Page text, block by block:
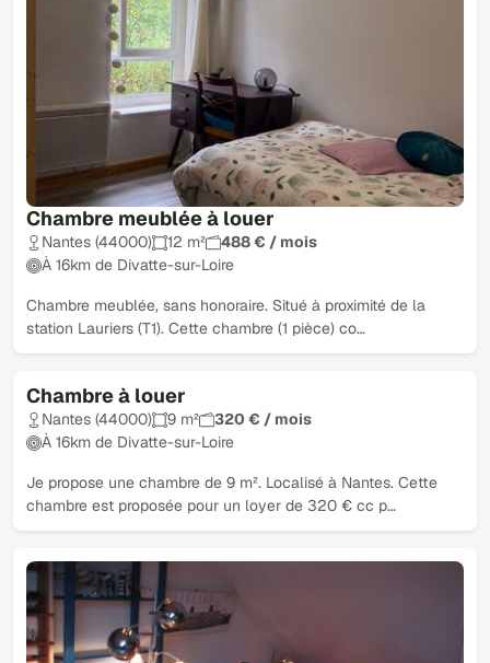
Chambre meublée à louer
Nantes (44000) 12 m²
488 € / mois
À 16km de Divatte-sur-Loire
Chambre meublée, sans honoraire. Situé à proximité de la
station Lauriers (T1). Cette chambre (1 pièce) co…
Chambre à louer
Nantes (44000) 9 m²
320 € / mois
À 16km de Divatte-sur-Loire
Je propose une chambre de 9 m². Localisé à Nantes. Cette
chambre est proposée pour un loyer de 320 € cc p…